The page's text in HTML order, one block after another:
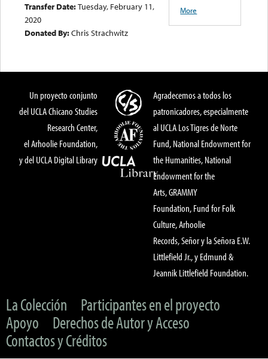
Transfer Date:Tuesday, February 11,
2020
Donated By:Chris Strachwitz
More
Un proyecto conjunto
del UCLA Chicano Studies
Research Center,
el Arhoolie Foundation,
y del UCLA Digital Library
Agradecemos a todos los
patronicadores, especialmente
al UCLA Los Tigres de Norte
Fund, National Endowment for
the Humanities, National
Endowment for the
Arts, GRAMMY
Foundation, Fund for Folk
Culture, Arhoolie
Records, Señor y la Señora E.W.
Littlefield Jr., y Edmund &
Jeannik Littlefield Foundation.
La Colección
Participantes en el proyecto
Apoyo
Derechos de Autor y Acceso
Contactos y Créditos